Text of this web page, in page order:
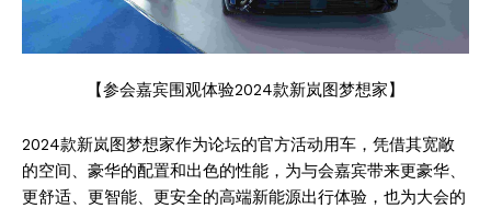
【参会嘉宾围观体验2024款新岚图梦想家】
2024款新岚图梦想家作为论坛的官方活动用车，凭借其宽敞
的空间、豪华的配置和出色的性能，为与会嘉宾带来更豪华、
更舒适、更智能、更安全的高端新能源出行体验，也为大会的